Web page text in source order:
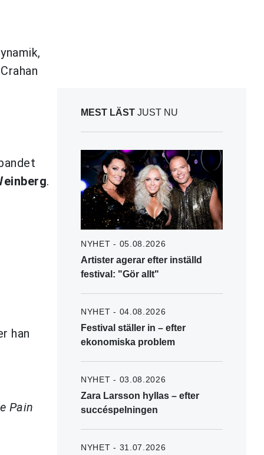
.
han
Pain
MEST LÄST JUST NU
NYHET - 05.08.2026
Artister agerar efter inställd
festival: "Gör allt"
NYHET - 04.08.2026
Festival ställer in – efter
ekonomiska problem
NYHET - 03.08.2026
Zara Larsson hyllas – efter
succéspelningen
NYHET - 31.07.2026